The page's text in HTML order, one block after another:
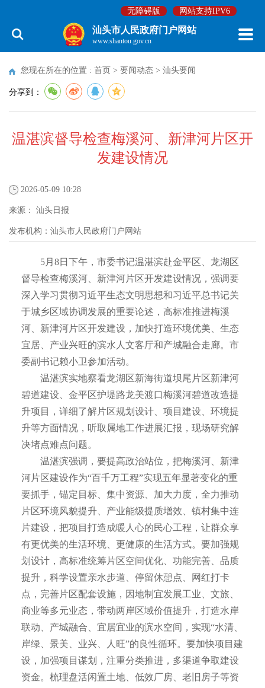
无障碍版 网站支持IPV6
汕头市人民政府门户网站
www.shantou.gov.cn
您现在所在的位置 : 首页 > 要闻动态 > 汕头要闻
分享到：
温湛滨督导检查梅溪河、新津河片区开
发建设情况
2026-05-09 10:28
来源： 汕头日报
发布机构： 汕头市人民政府门户网站
5月8日下午，市委书记温湛滨赴金平区、龙湖区
督导检查梅溪河、新津河片区开发建设情况，强调要
深入学习贯彻习近平生态文明思想和习近平总书记关
于城乡区域协调发展的重要论述，高标准推进梅溪
河、新津河片区开发建设，加快打造环境优美、生态
宜居、产业兴旺的滨水人文客厅和产城融合走廊。市
委副书记赖小卫参加活动。
温湛滨实地察看龙湖区新海街道坝尾片区新津河
碧道建设、金平区护堤路龙美渡口梅溪河碧道改造提
升项目，详细了解片区规划设计、项目建设、环境提
升等方面情况，听取属地工作进展汇报，现场研究解
决堵点难点问题。
温湛滨强调，要提高政治站位，把梅溪河、新津
河片区建设作为“百千万工程”实现五年显著变化的重
要抓手，锚定目标、集中资源、加大力度，全力推动
片区环境风貌提升、产业能级提质增效、镇村集中连
片建设，把项目打造成暖人心的民心工程，让群众享
有更优美的生活环境、更健康的生活方式。要加强规
划设计，高标准统筹片区空间优化、功能完善、品质
提升，科学设置亲水步道、停留休憩点、网红打卡
点，完善片区配套设施，因地制宜发展工业、文旅、
商业等多元业态，带动两岸区域价值提升，打造水岸
联动、产城融合、宜居宜业的滨水空间，实现“水清、
岸绿、景美、业兴、人旺”的良性循环。要加快项目建
设，加强项目谋划，注重分类推进，多渠道争取建设
资金。梳理盘活闲置土地、低效厂房、老旧房子等资